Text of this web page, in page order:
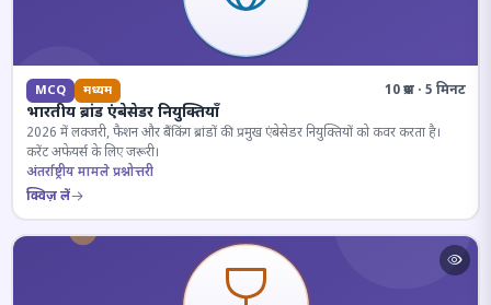
MCQ मध्यम 10 प्रश्न · 5 मिनट
भारतीय ब्रांड एंबेसेडर नियुक्तियाँ
2026 में लक्जरी, फैशन और बैंकिंग ब्रांडों की प्रमुख एंबेसेडर नियुक्तियों को कवर करता है।
करेंट अफेयर्स के लिए जरूरी।
अंतर्राष्ट्रीय मामले प्रश्नोत्तरी
क्विज़ लें